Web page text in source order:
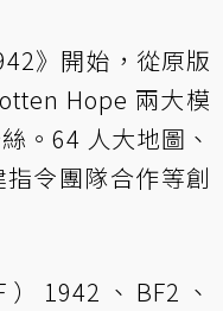
》開始，從原版
Hope 兩大模
。64 人大地圖、
令團隊合作等創
1942、BF2、